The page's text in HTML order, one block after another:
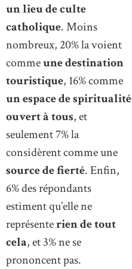
un lieu de culte
catholique. Moins
nombreux, 20% la voient
commeune destination
touristique, 16% comme
un espace de spiritualité
ouvert à tous, et
seulement 7% la
considèrent comme une
source de fierté. Enfin,
6% des répondants
estiment qu’elle ne
représenterien de tout
cela, et 3% ne se
prononcent pas.